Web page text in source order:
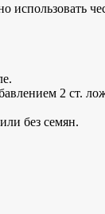
использовать
2 ст.
без семян.